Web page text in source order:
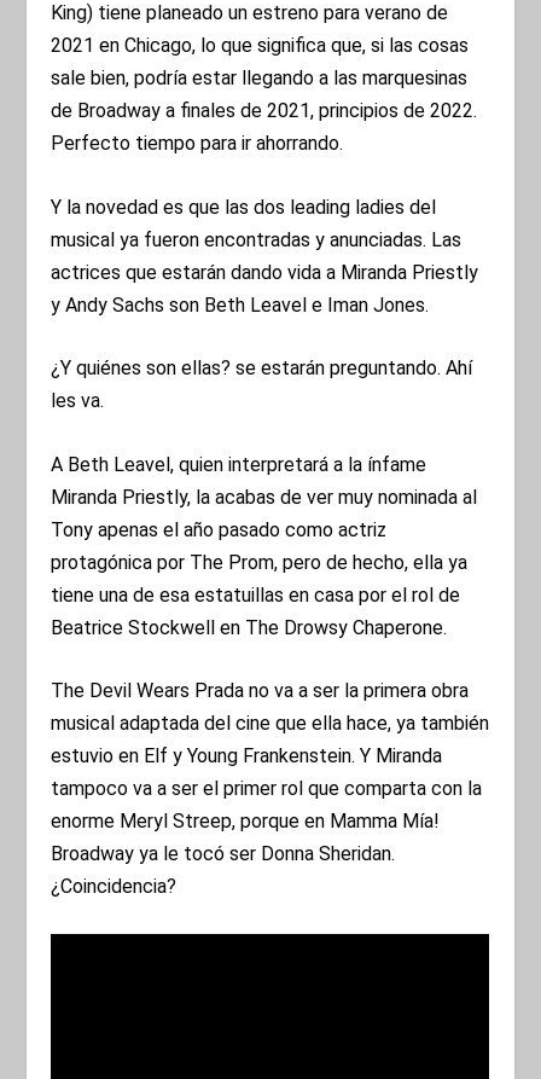
King) tiene planeado un estreno para verano de
2021 en Chicago, lo que significa que, si las cosas
sale bien, podría estar llegando a las marquesinas
de Broadway a finales de 2021, principios de 2022.
Perfecto tiempo para ir ahorrando.
Y la novedad es que las dos leading ladies del
musical ya fueron encontradas y anunciadas. Las
actrices que estarán dando vida a Miranda Priestly
y Andy Sachs son Beth Leavel e Iman Jones.
¿Y quiénes son ellas? se estarán preguntando. Ahí
les va.
A Beth Leavel, quien interpretará a la ínfame
Miranda Priestly, la acabas de ver muy nominada al
Tony apenas el año pasado como actriz
protagónica por The Prom, pero de hecho, ella ya
tiene una de esa estatuillas en casa por el rol de
Beatrice Stockwell en The Drowsy Chaperone.
The Devil Wears Prada no va a ser la primera obra
musical adaptada del cine que ella hace, ya también
estuvio en Elf y Young Frankenstein. Y Miranda
tampoco va a ser el primer rol que comparta con la
enorme Meryl Streep, porque en Mamma Mía!
Broadway ya le tocó ser Donna Sheridan.
¿Coincidencia?